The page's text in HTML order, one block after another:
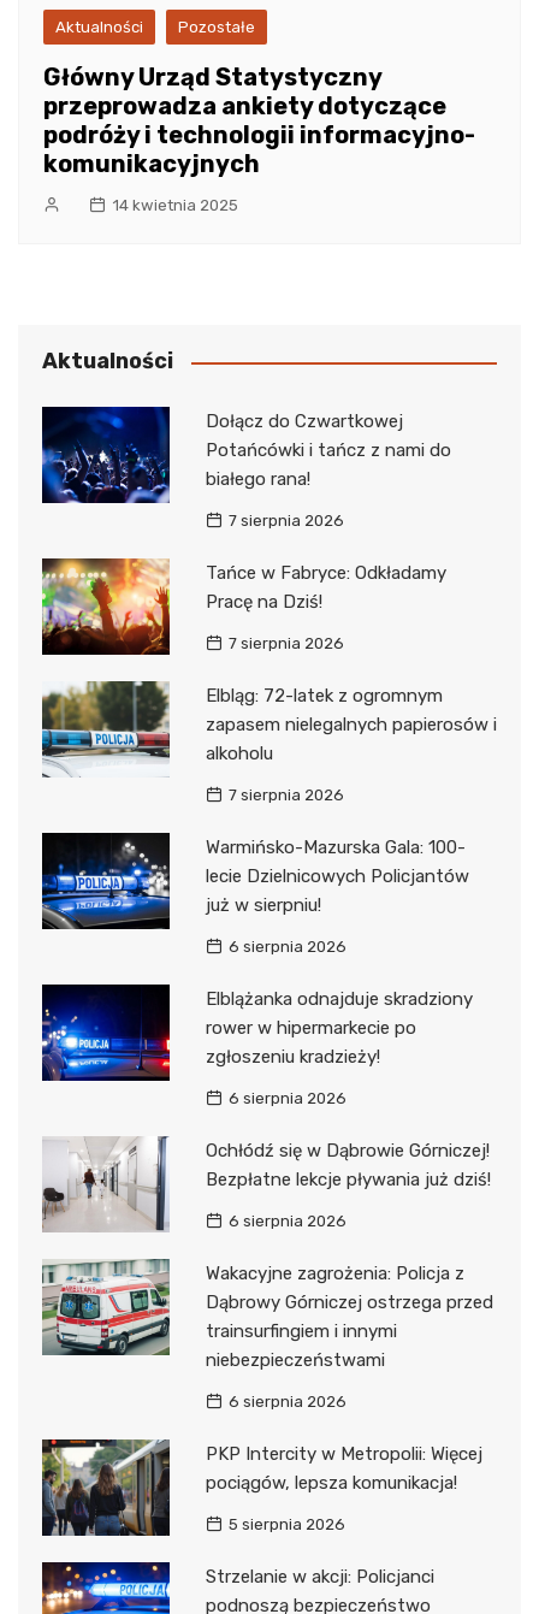
Aktualności Pozostałe
Główny Urząd Statystyczny
przeprowadza ankiety dotyczące
podróży i technologii informacyjno-
komunikacyjnych
14 kwietnia 2025
Aktualności
Dołącz do Czwartkowej
Potańcówki i tańcz z nami do
białego rana!
7 sierpnia 2026
Tańce w Fabryce: Odkładamy
Pracę na Dziś!
7 sierpnia 2026
Elbląg: 72-latek z ogromnym
zapasem nielegalnych papierosów i
alkoholu
7 sierpnia 2026
Warmińsko-Mazurska Gala: 100-
lecie Dzielnicowych Policjantów
już w sierpniu!
6 sierpnia 2026
Elblążanka odnajduje skradziony
rower w hipermarkecie po
zgłoszeniu kradzieży!
6 sierpnia 2026
Ochłódź się w Dąbrowie Górniczej!
Bezpłatne lekcje pływania już dziś!
6 sierpnia 2026
Wakacyjne zagrożenia: Policja z
Dąbrowy Górniczej ostrzega przed
trainsurfingiem i innymi
niebezpieczeństwami
6 sierpnia 2026
PKP Intercity w Metropolii: Więcej
pociągów, lepsza komunikacja!
5 sierpnia 2026
Strzelanie w akcji: Policjanci
podnoszą bezpieczeństwo